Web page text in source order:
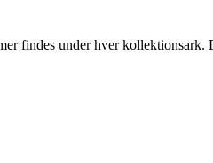
findes under hver kollektionsark.